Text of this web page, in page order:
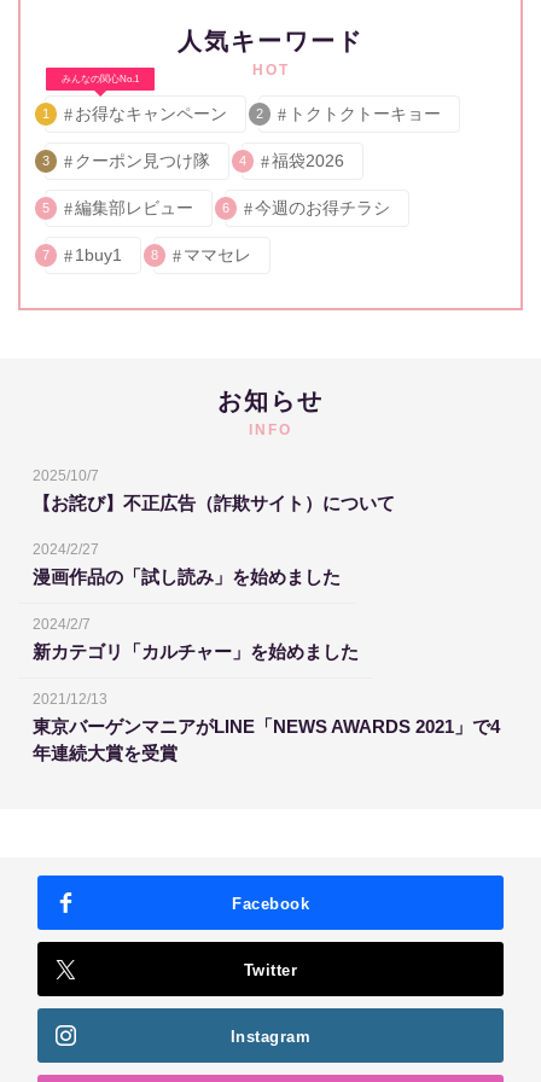
人気キーワード
HOT
みんなの関心No.1
1 お得なキャンペーン 2 トクトクトーキョー
3 クーポン見つけ隊 4 福袋2026
5 編集部レビュー 6 今週のお得チラシ
7 1buy1 8 ママセレ
お知らせ
INFO
2025/10/7
【お詫び】不正広告（詐欺サイト）について
2024/2/27
漫画作品の「試し読み」を始めました
2024/2/7
新カテゴリ「カルチャー」を始めました
2021/12/13
東京バーゲンマニアがLINE「NEWS AWARDS 2021」で4
年連続大賞を受賞
Facebook
Twitter
Instagram